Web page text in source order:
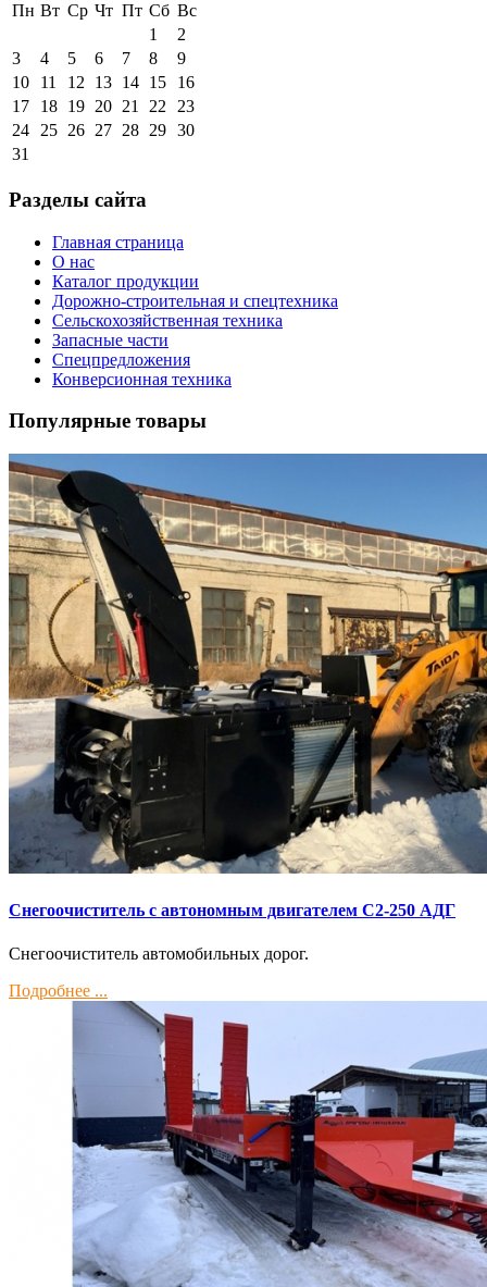
Пн Вт Ср Чт Пт Сб Вс
1
2
3
4 5 6 7 8
9
10
11 12 13 14 15
16
17
18 19 20 21 22
23
24
25 26 27 28 29 30
31
Разделы сайта
Главная страница
О нас
Каталог продукции
Дорожно-строительная и спецтехника
Сельскохозяйственная техника
Запасные части
Спецпредложения
Конверсионная техника
Популярные товары
Снегоочиститель с автономным двигателем С2-250 АДГ
Снегоочиститель автомобильных дорог.
Подробнее ...